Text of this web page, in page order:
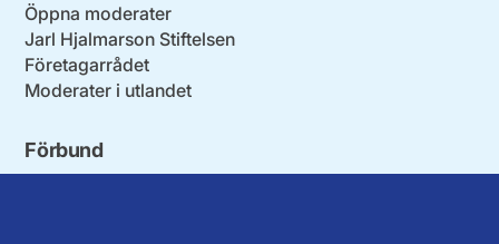
Öppna moderater
Jarl Hjalmarson Stiftelsen
Företagarrådet
Moderater i utlandet
Förbund